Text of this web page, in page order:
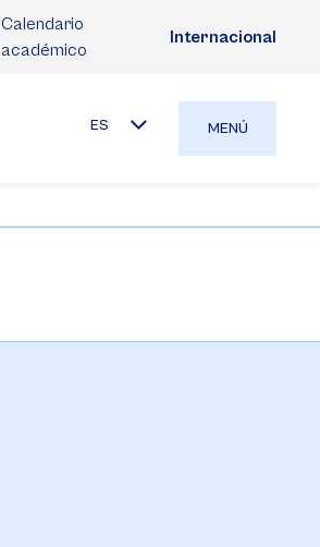
Calendario
académico
Internacional
ES MENÚ